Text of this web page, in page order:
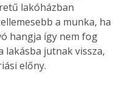
lakóházban
a munka, ha
hangja így nem fog
lakásba jutnak vissza,
előny.